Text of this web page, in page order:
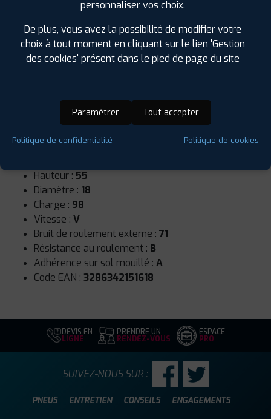
Runflat :Non
Hauteur : 55
Diamètre : 18
Charge : 98
Vitesse : V
Bruit de roulement externe : 71
Résistance au roulement : B
Adhérence sur sol mouillé : A
Code EAN : 3286342151618
DEVIS EN
LIGNE
PRENDRE UN
RENDEZ-VOUS
ESPACE
PRO
PNEUS ENTRETIEN CONSEILS ENGAGEMENTS
SUIVEZ-NOUS SUR :
personnaliser vos choix.
De plus, vous avez la possibilité de modifier votre
choix à tout moment en cliquant sur le lien 'Gestion
des cookies' présent dans le pied de page du site
Paramétrer Tout accepter
Politique de confidentialité Politique de cookies